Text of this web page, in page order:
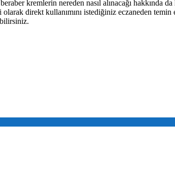
kremlerin nereden nasıl alınacağı
direkt kullanımını istediğiniz eczaneden